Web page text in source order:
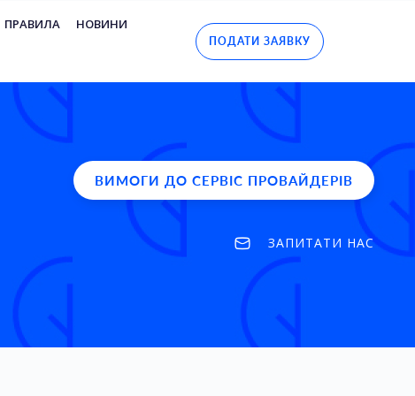
ПРАВИЛА НОВИНИ
ПОДАТИ ЗАЯВКУ
ВИМОГИ ДО СЕРВІС ПРОВАЙДЕРІВ
ЗАПИТАТИ НАС